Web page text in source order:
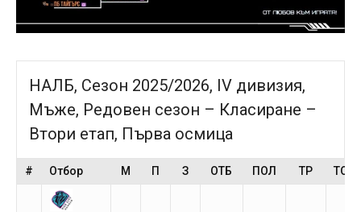
НАЛБ, Сезон 2025/2026, IV дивизия,
Мъже, Редовен сезон – Класиране –
Втори етап, Първа осмица
# Отбор М П З ОТБ ПОЛ ТР ТОЧ